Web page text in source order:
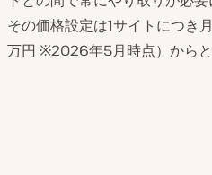
その価格設定は1サイトにつき
万円 ※2026年5月時点）からと